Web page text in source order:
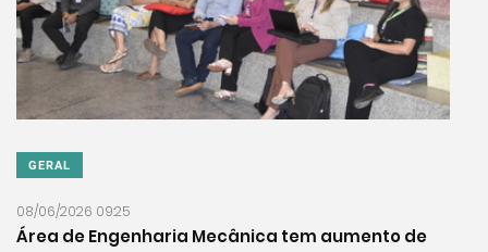
GERAL
08/06/2026 09:25
Área de Engenharia Mecânica tem aumento de